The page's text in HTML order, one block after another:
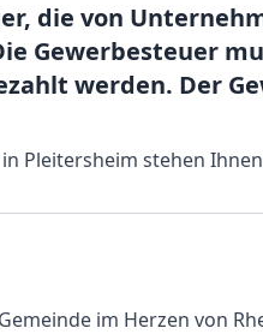
die von
Gewerbesteuer
werden. Der
Pleitersheim stehen
im Herzen von